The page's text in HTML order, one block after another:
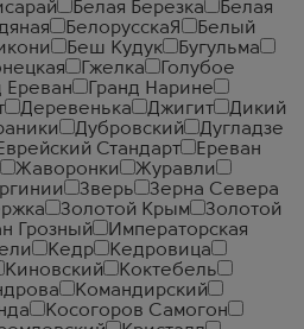
Белая Березка
Белая
БелорусскаЯ
Белый
Беш Кудук
Бугульма
Гжелка
Голубое
Ереван
Гранд Нарине
Деревенька Джигит
Дикий
Дубровский
Дугладзе
Еврейский Стандарт
Ереван
Жаворонки
Журавли
Зверь
Зерна Севера
Золотой Крым
Золотой
Грозный
Императорская
Кедр
Кедровица
Киновский
Коктебель
Командирский
Косогоров Самогон